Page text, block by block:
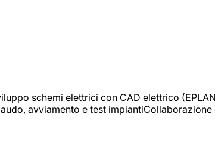
schemi elettrici con CAD elettrico
avviamento e test